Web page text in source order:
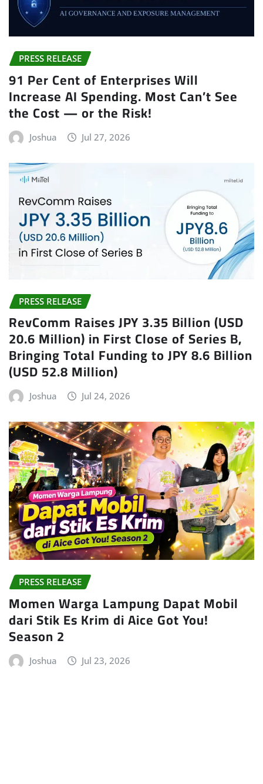
PRESS RELEASE
91 Per Cent of Enterprises Will
Increase AI Spending. Most Can’t See
the Cost — or the Risk!
Joshua Jul 27, 2026
PRESS RELEASE
RevComm Raises JPY 3.35 Billion (USD
20.6 Million) in First Close of Series B,
Bringing Total Funding to JPY 8.6 Billion
(USD 52.8 Million)
Joshua Jul 24, 2026
PRESS RELEASE
Momen Warga Lampung Dapat Mobil
dari Stik Es Krim di Aice Got You!
Season 2
Joshua Jul 23, 2026